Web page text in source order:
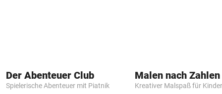
Der Abenteuer Club
Spielerische Abenteuer mit Piatnik Kreativer Malspaß für Kinder